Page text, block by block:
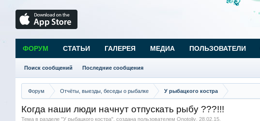
Форум Отчёты, выезды, беседы о рыбалке У рыбацкого костра
Когда наши люди начнут отпускать рыбу ???!!!
Тема в разделе "У рыбацкого костра", создана пользователем Onotoliy, 28.02.15.
ФОРУМ
Поиск сообщений Последние сообщения
СТАТЬИ ГАЛЕРЕЯ МЕДИА ПОЛЬЗОВАТЕЛИ